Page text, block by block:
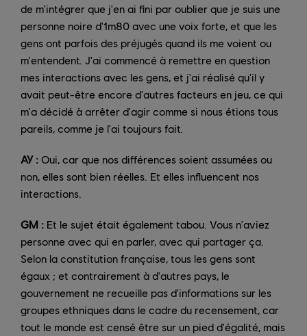
de m'intégrer que j'en ai fini par oublier que je suis une
personne noire d'1m80 avec une voix forte, et que les
gens ont parfois des préjugés quand ils me voient ou
m'entendent. J'ai commencé à remettre en question
mes interactions avec les gens, et j'ai réalisé qu'il y
avait peut-être encore d'autres facteurs en jeu, ce qui
m'a décidé à arrêter d'agir comme si nous étions tous
pareils, comme je l'ai toujours fait.
AY : Oui, car que nos différences soient assumées ou
non, elles sont bien réelles. Et elles influencent nos
interactions.
GM : Et le sujet était également tabou. Vous n'aviez
personne avec qui en parler, avec qui partager ça.
Selon la constitution française, tous les gens sont
égaux ; et contrairement à d'autres pays, le
gouvernement ne recueille pas d'informations sur les
groupes ethniques dans le cadre du recensement, car
tout le monde est censé être sur un pied d'égalité, mais